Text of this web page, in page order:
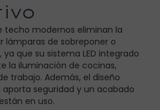
techo modernos eliminan la
lámparas de sobreponer o
que su sistema LED integrado
la iluminación de cocinas,
trabajo. Además, el diseño
seguridad y un acabado
en uso.